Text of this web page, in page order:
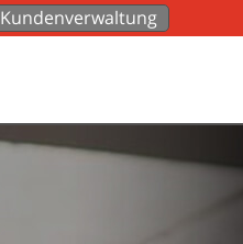
Kundenverwaltung